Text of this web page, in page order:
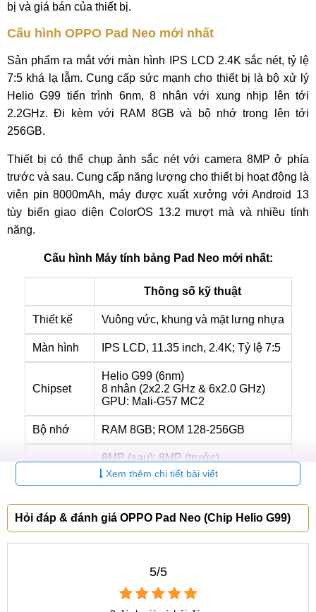
bị và giá bán của thiết bị.
Cấu hình OPPO Pad Neo mới nhất
Sản phẩm ra mắt với màn hình IPS LCD 2.4K sắc nét, tỷ lệ
7:5 khá lạ lẫm. Cung cấp sức mạnh cho thiết bị là bộ xử lý
Helio G99 tiến trình 6nm, 8 nhân với xung nhịp lên tới
2.2GHz. Đi kèm với RAM 8GB và bộ nhớ trong lên tới
256GB.
Thiết bị có thể chụp ảnh sắc nét với camera 8MP ở phía
trước và sau. Cung cấp năng lượng cho thiết bị hoạt động là
viên pin 8000mAh, máy được xuất xưởng với Android 13
tùy biến giao diện ColorOS 13.2 mượt mà và nhiều tính
năng.
Cấu hình Máy tính bảng Pad Neo mới nhất:
Thông số kỹ thuật
Thiết kế Vuông vức, khung và mặt lưng nhựa
Màn hình IPS LCD, 11.35 inch, 2.4K; Tỷ lệ 7:5
Chipset
Helio G99 (6nm)
8 nhân (2x2.2 GHz & 6x2.0 GHz)
GPU: Mali-G57 MC2
Bộ nhớ RAM 8GB; ROM 128-256GB
Camera
8MP (sau); 8MP (trước)
Quay phim: Có
Phần mềm Android 13, ColorOS 13.2
Hiện tại, OPPO chưa tiết lộ thông tin về giá bán của Pad
Xem thêm chi tiết bài viết
Hỏi đáp & đánh giá OPPO Pad Neo (Chip Helio G99)
5/5